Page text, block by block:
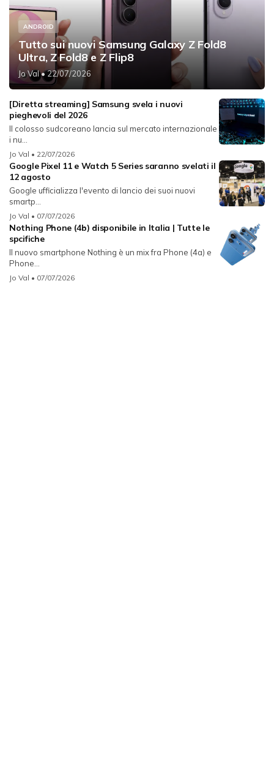
ANDROID
Tutto sui nuovi Samsung Galaxy Z Fold8
Ultra, Z Fold8 e Z Flip8
Jo Val• 22/07/2026
[Diretta streaming] Samsung svela i nuovi
pieghevoli del 2026
Il colosso sudcoreano lancia sul mercato internazionale
i nu...
Jo Val • 22/07/2026
Google Pixel 11 e Watch 5 Series saranno svelati il
12 agosto
Google ufficializza l'evento di lancio dei suoi nuovi
smartp...
Jo Val • 07/07/2026
Nothing Phone (4b) disponibile in Italia | Tutte le
spcifiche
Il nuovo smartphone Nothing è un mix fra Phone (4a) e
Phone...
Jo Val • 07/07/2026